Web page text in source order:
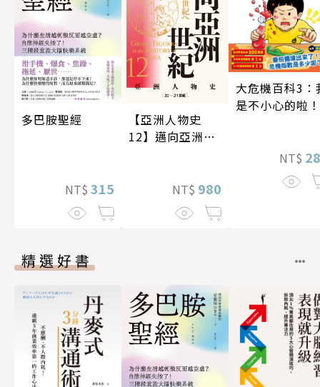
多巴胺聖經
NT$ 315
【亞洲人物史
12】邁向亞洲世
NT$ 980
大危機百科3：
是不小心的啦！
NT$
精選好書